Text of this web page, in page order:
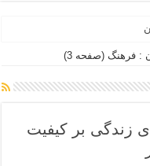
: فرهنگ (صفحه 3)
زندگی بر کیفیت